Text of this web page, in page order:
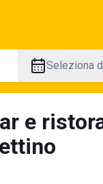
Seleziona
e